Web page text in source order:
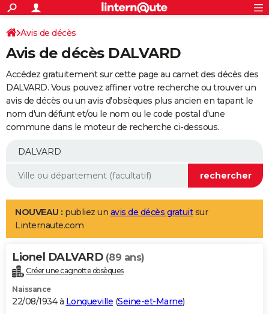
ACTUALITÉS
Politique
Société
Faits Divers
Education
Monde
Villes
+
SPORT
Coupe du monde 2026
Football
Tennis
Cyclisme
Rugby
Forum
Programme TV
TNT
Streaming
Cinéma
Sorties cinéma
Musique
+
FINANCE
Retraite
Epargne
Immobilier
Risques naturels par ville
Banque
Assurance
AUTO
Essais
Réserver un essai
Citadines
Berlines
SUV
Forum auto
+
Mobiles
Meilleur smartphone
Internet
Ordinateurs
Jeux vidéo
Guide high-tech
Aménagement intérieur
LIFESTYLE
Art de vivre
Bien-être
Loisirs
Mode
Modes de vie
Alimentation
Guide de la santé
Maladies
Médicaments
Sommeil
VOYAGE
Destinations
City break
Voyage nature
Voyage de noces
Forum
Climat
+PHOTO
GUIDES D'ACHAT
Avis de décès
Avis de décès DALVARD
Accédez gratuitement sur cette page au carnet des décès des
DALVARD. Vous pouvez affiner votre recherche ou trouver un
avis de décès ou un avis d'obsèques plus ancien en tapant le
nom d'un défunt et/ou le nom ou le code postal d'une
commune dans le moteur de recherche ci-dessous.
NOUVEAU : publiez un avis de décès gratuitsur
Linternaute.com
Lionel DALVARD (89 ans)
Créer une cagnotte obsèques
Naissance
22/08/1934 à Longueville (Seine-et-Marne)